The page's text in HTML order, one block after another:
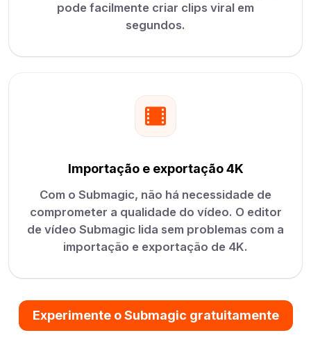
pode facilmente criar clips viral em
segundos.
Importação e exportação 4K
Com o Submagic, não há necessidade de
comprometer a qualidade do vídeo. O editor
de vídeo Submagic lida sem problemas com a
importação e exportação de 4K.
Experimente o Submagic gratuitamente